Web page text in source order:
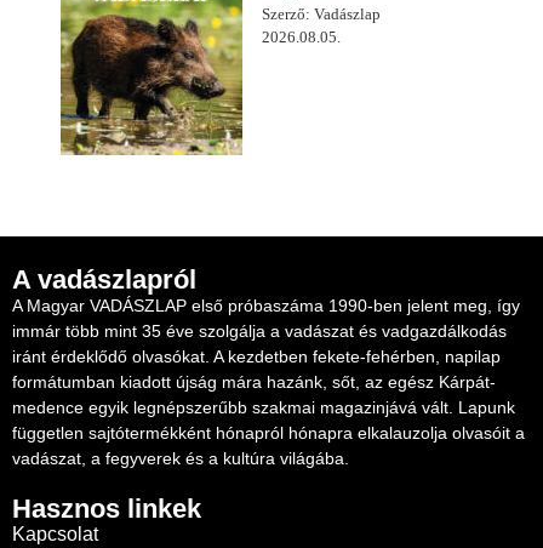
Szerző: Vadászlap
2026.08.05.
A vadászlapról
A Magyar VADÁSZLAP első próbaszáma 1990-ben jelent meg, így
immár több mint 35 éve szolgálja a vadászat és vadgazdálkodás
iránt érdeklődő olvasókat. A kezdetben fekete-fehérben, napilap
formátumban kiadott újság mára hazánk, sőt, az egész Kárpát-
medence egyik legnépszerűbb szakmai magazinjává vált. Lapunk
független sajtótermékként hónapról hónapra elkalauzolja olvasóit a
vadászat, a fegyverek és a kultúra világába.
Hasznos linkek
Kapcsolat